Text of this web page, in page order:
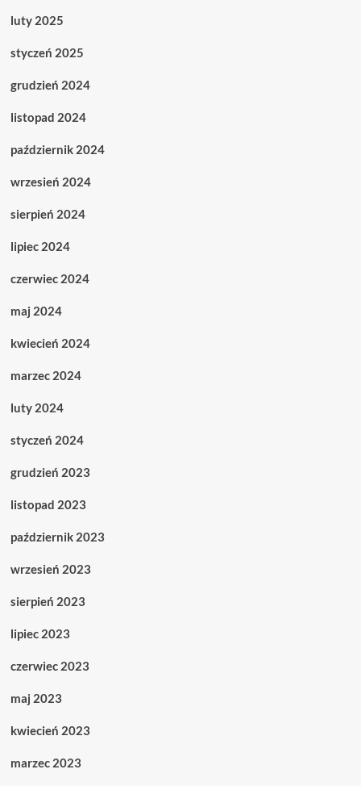
luty 2025
styczeń 2025
grudzień 2024
listopad 2024
październik 2024
wrzesień 2024
sierpień 2024
lipiec 2024
czerwiec 2024
maj 2024
kwiecień 2024
marzec 2024
luty 2024
styczeń 2024
grudzień 2023
listopad 2023
październik 2023
wrzesień 2023
sierpień 2023
lipiec 2023
czerwiec 2023
maj 2023
kwiecień 2023
marzec 2023